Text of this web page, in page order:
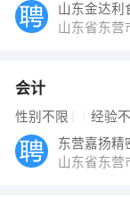
山东金达利
山东省东营
会计
性别不限 经验
东营嘉扬精
山东省东营